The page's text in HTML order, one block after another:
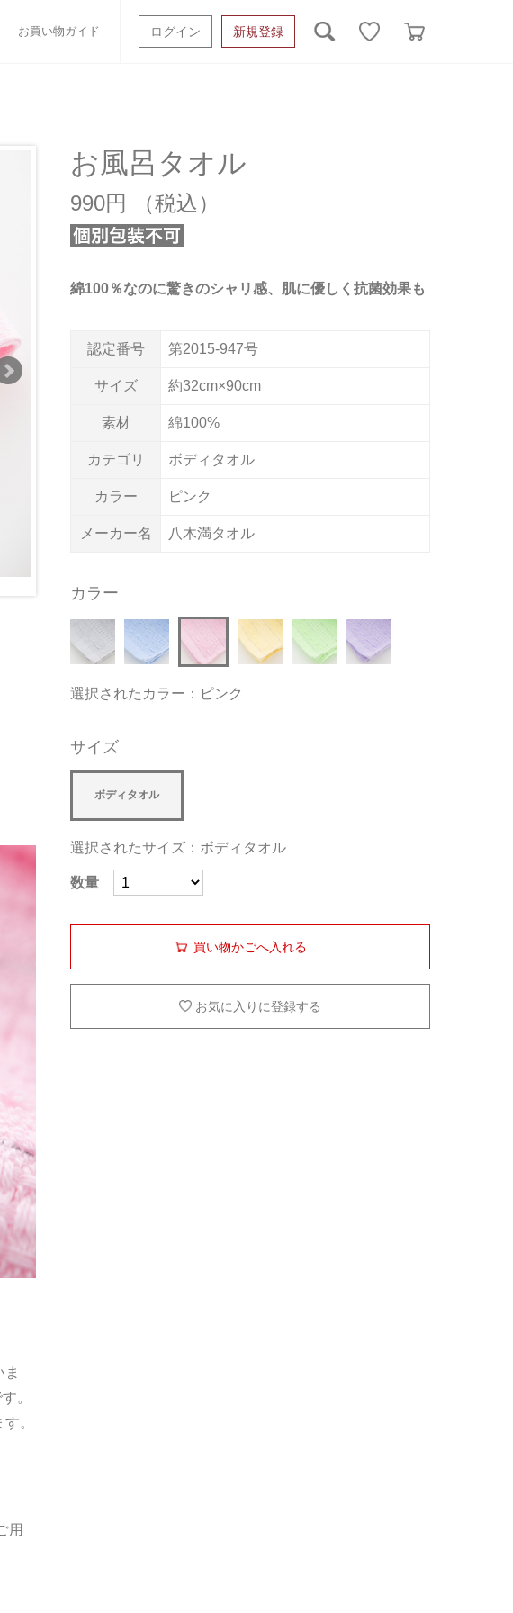
お買い物ガイド ログイン 新規登録
オーガニック
衣類
。
。
用
綿100％なのに驚きのシャリ感、肌に優しく抗菌効果も
お風呂タオル
990円
認定番号 第2015-947号
サイズ 約32cm×90cm
素材 綿100%
カテゴリ ボディタオル
カラー ピンク
メーカー名 八木満タオル
カラー
選択されたカラー：ピンク
サイズ
ボディタオル
選択されたサイズ：ボディタオル
数量
買い物かごへ入れる
お気に入りに登録する